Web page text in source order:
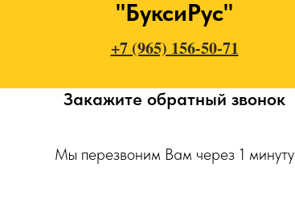
"БуксиРус"
+7 (965) 156-50-71
Закажите обратный звонок
Мы перезвоним Вам через 1 минуту